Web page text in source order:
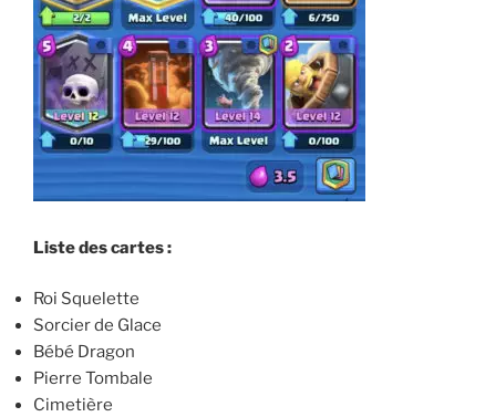
Liste des cartes :
Roi Squelette
Sorcier de Glace
Bébé Dragon
Pierre Tombale
Cimetière